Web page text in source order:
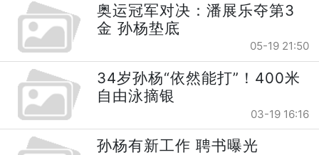
奥运冠军对决：潘展乐夺第3
金 孙杨垫底
05-19 21:50
34岁孙杨“依然能打”！400米
自由泳摘银
03-19 16:16
孙杨有新工作 聘书曝光